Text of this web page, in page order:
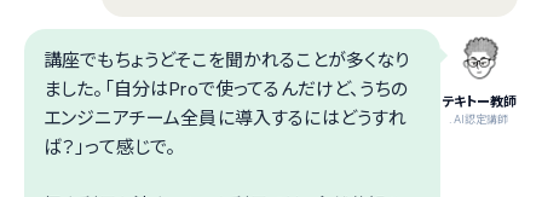
テキトー教師
.AI認定講師
講座でもちょうどそこを聞かれることが多くなり
ました。「自分はProで使ってるんだけど、うちの
エンジニアチーム全員に導入するにはどうすれ
ば？」って感じで。